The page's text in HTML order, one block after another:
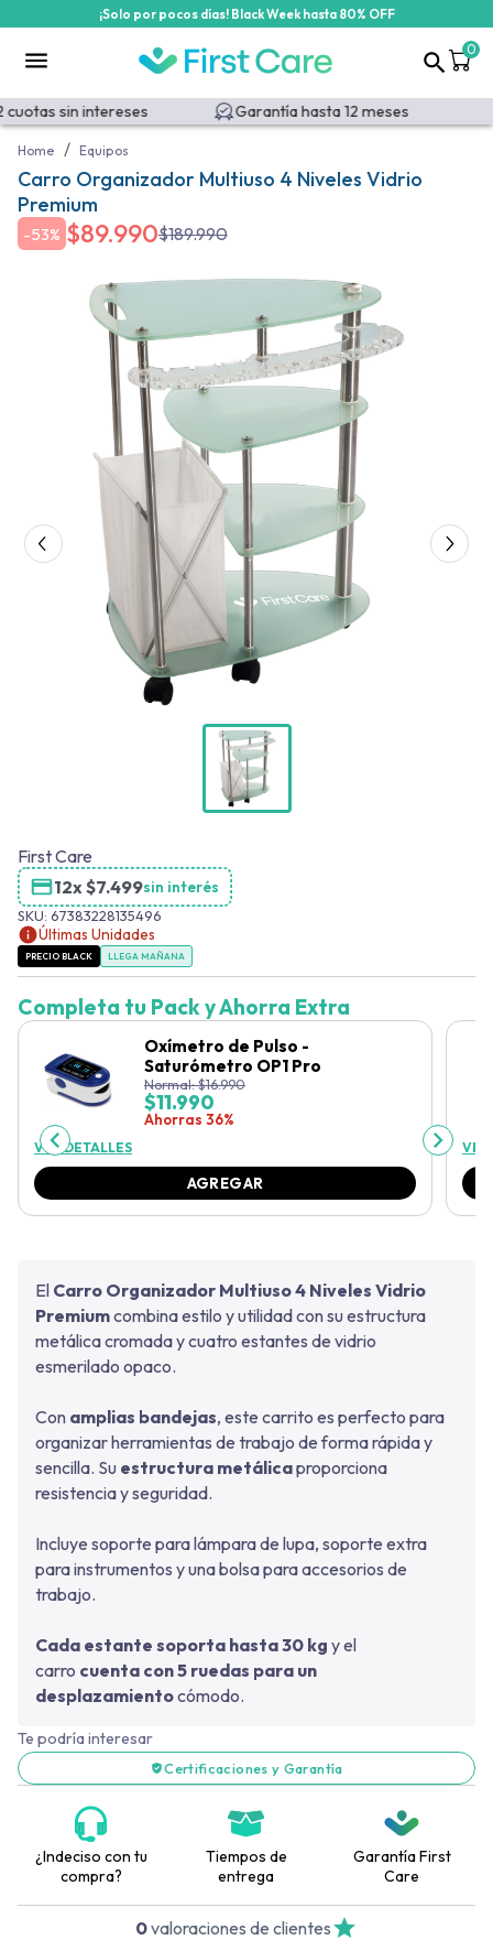
¡Solo por pocos días! Black Week hasta 80% OFF
0
sin intereses Garantía hasta 12 meses
Home / Equipos
Carro Organizador Multiuso 4 Niveles Vidrio
Premium
-53% $89.990$189.990
First Care
PRECIO BLACK LLEGA MAÑANA
12x$7.499sin interés
SKU: 67383228135496
El Carro Organizador Multiuso 4 Niveles Vidrio
Premiumcombina estilo y utilidad con su estructura
metálica cromada y cuatro estantes de vidrio
esmerilado opaco.
Con amplias bandejas, este carrito es perfecto para
organizar herramientas de trabajo de forma rápida y
sencilla. Su estructura metálicaproporciona
resistencia y seguridad.
Incluye soporte para lámpara de lupa, soporte extra
para instrumentos y una bolsa para accesorios de
trabajo.
Cada estante soporta hasta 30 kg y el
carro cuenta con 5 ruedas para un
desplazamientocómodo.
Últimas Unidades
Completa tu Pack y Ahorra Extra
Oxímetro de Pulso -
Saturómetro OP1 Pro
Normal:$16.990
$11.990
Ahorras 36%
VER DETALLES
AGREGAR
VER
Te podría interesar
Certificaciones y Garantía
¿Indeciso con tu
compra?
Tiempos de
entrega
Garantía First
Care
0valoraciones de clientes